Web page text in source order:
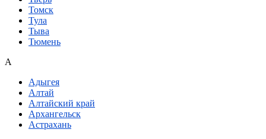
Томск
Тула
Тыва
Тюмень
А
Адыгея
Алтай
Алтайский край
Архангельск
Астрахань